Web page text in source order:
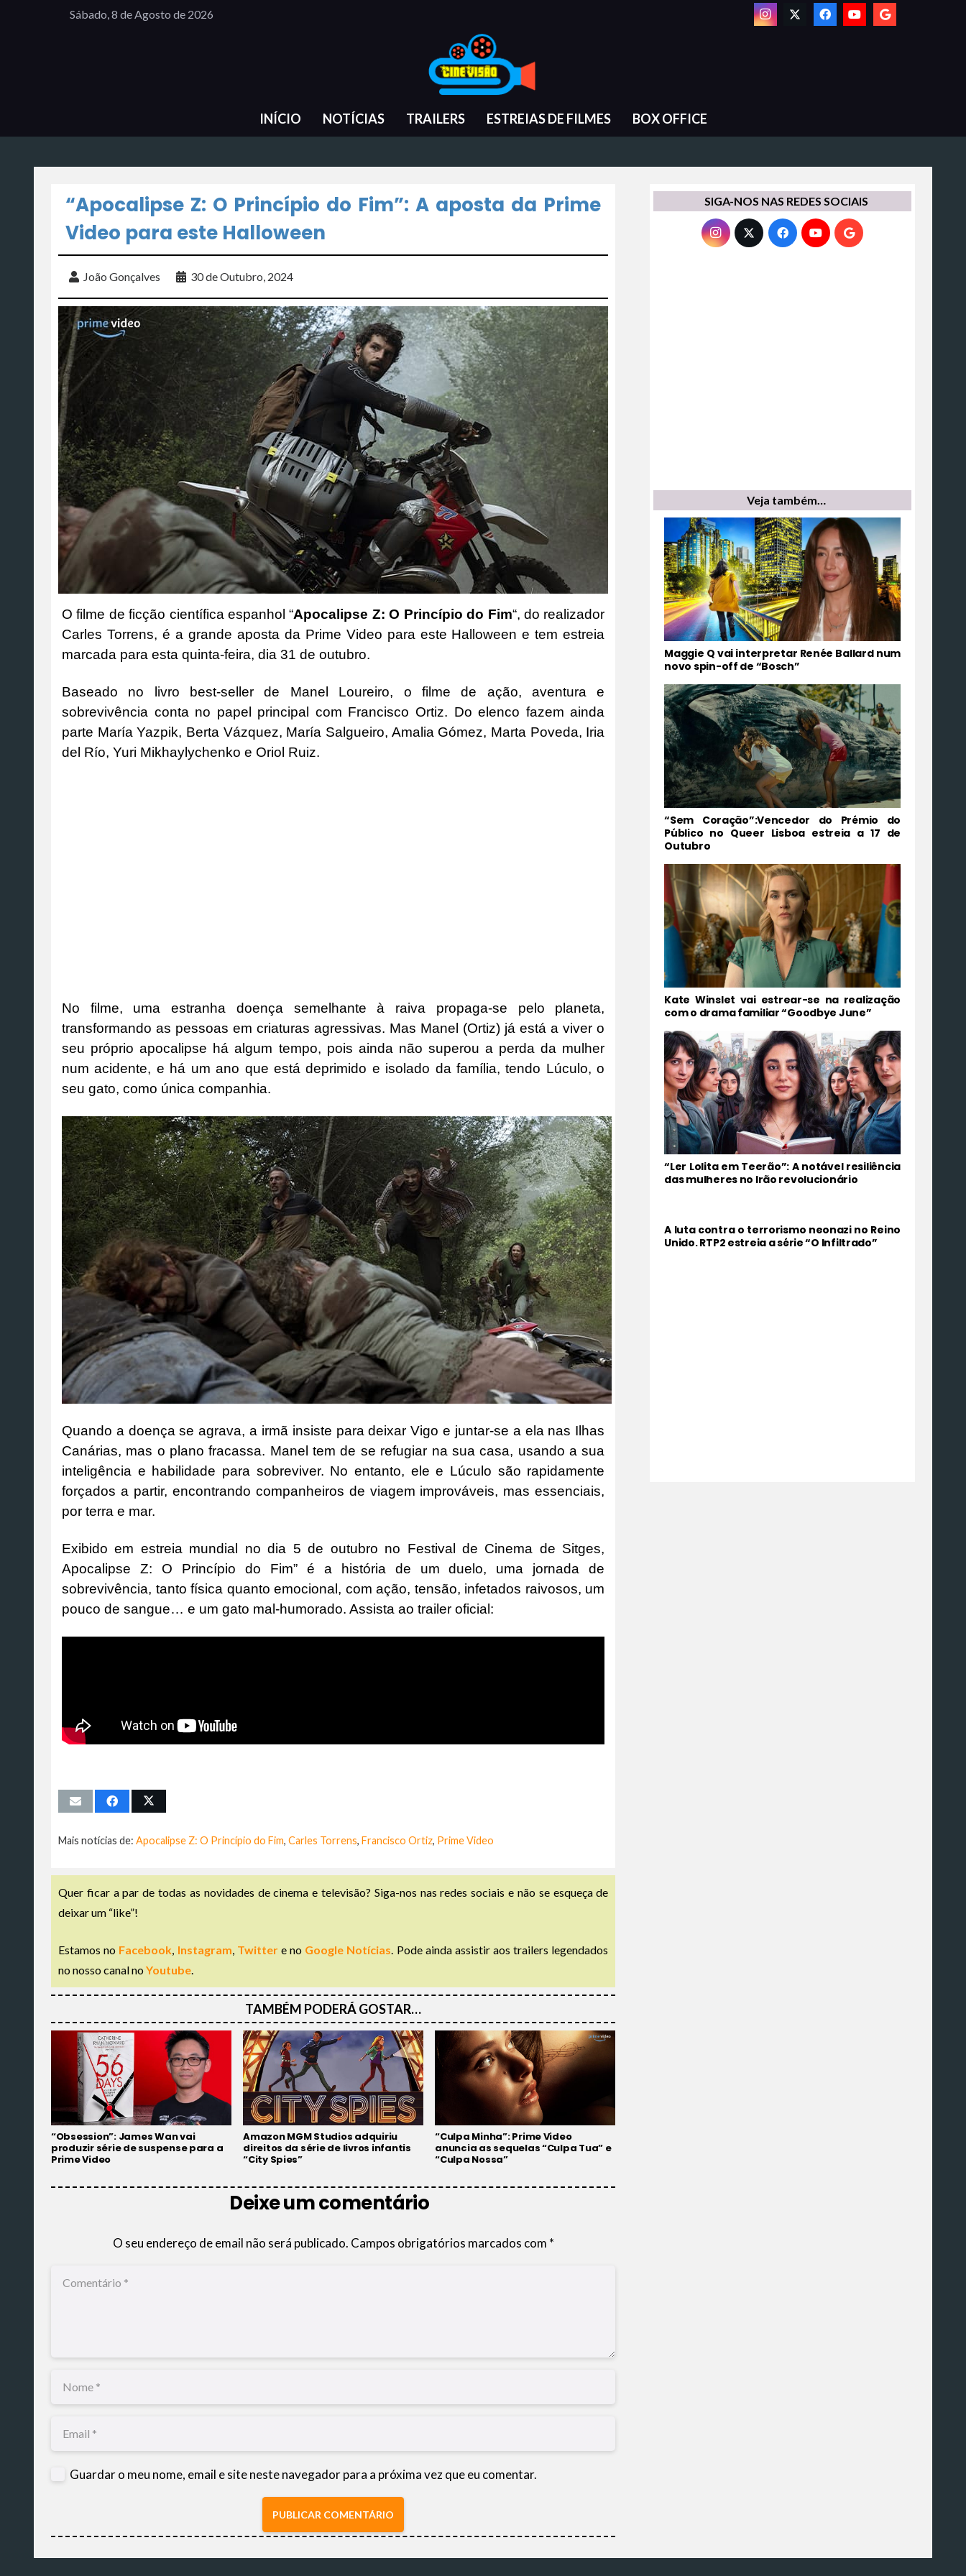
Sábado, 8 de Agosto de 2026
INÍCIO NOTÍCIAS TRAILERS ESTREIAS DE FILMES BOX OFFICE
“Apocalipse Z: O Princípio do Fim”: A aposta da Prime
Video para este Halloween
João Gonçalves 30 de Outubro, 2024
O filme de ficção científica espanhol “Apocalipse Z: O Princípio do Fim“, do realizador
Carles Torrens, é a grande aposta da Prime Video para este Halloween e tem estreia
marcada para esta quinta-feira, dia 31 de outubro.
Baseado no livro best-seller de Manel Loureiro, o filme de ação, aventura e
sobrevivência conta no papel principal com Francisco Ortiz. Do elenco fazem ainda
parte María Yazpik, Berta Vázquez, María Salgueiro, Amalia Gómez, Marta Poveda, Iria
del Río, Yuri Mikhaylychenko e Oriol Ruiz.
No filme, uma estranha doença semelhante à raiva propaga-se pelo planeta,
transformando as pessoas em criaturas agressivas. Mas Manel (Ortiz) já está a viver o
seu próprio apocalipse há algum tempo, pois ainda não superou a perda da mulher
num acidente, e há um ano que está deprimido e isolado da família, tendo Lúculo, o
seu gato, como única companhia.
Quando a doença se agrava, a irmã insiste para deixar Vigo e juntar-se a ela nas Ilhas
Canárias, mas o plano fracassa. Manel tem de se refugiar na sua casa, usando a sua
inteligência e habilidade para sobreviver. No entanto, ele e Lúculo são rapidamente
forçados a partir, encontrando companheiros de viagem improváveis, mas essenciais,
por terra e mar.
Exibido em estreia mundial no dia 5 de outubro no Festival de Cinema de Sitges,
Apocalipse Z: O Princípio do Fim” é a história de um duelo, uma jornada de
sobrevivência, tanto física quanto emocional, com ação, tensão, infetados raivosos, um
pouco de sangue… e um gato mal-humorado. Assista ao trailer oficial:
Mais notícias de: Apocalipse Z: O Princípio do Fim, Carles Torrens, Francisco Ortiz, Prime Video
Quer ficar a par de todas as novidades de cinema e televisão? Siga-nos nas redes sociais e não se esqueça de
deixar um “like”!
Estamos no Facebook, Instagram, Twittere no Google Notícias. Pode ainda assistir aos trailers legendados
no nosso canal noYoutube.
TAMBÉM PODERÁ GOSTAR…
“Obsession”: James Wan vai
produzir série de suspense para a
Prime Video
Amazon MGM Studios adquiriu
direitos da série de livros infantis
“City Spies”
“Culpa Minha”: Prime Video
anuncia as sequelas “Culpa Tua” e
“Culpa Nossa”
Deixe um comentário
O seu endereço de email não será publicado. Campos obrigatórios marcados com *
Guardar o meu nome, email e site neste navegador para a próxima vez que eu comentar.
PUBLICAR COMENTÁRIO
SIGA-NOS NAS REDES SOCIAIS
Veja também…
Maggie Q vai interpretar Renée Ballard num
novo spin-off de “Bosch”
“Sem Coração”:Vencedor do Prémio do
Público no Queer Lisboa estreia a 17 de
Outubro
Kate Winslet vai estrear-se na realização
com o drama familiar “Goodbye June”
“Ler Lolita em Teerão”: A notável resiliência
das mulheres no Irão revolucionário
A luta contra o terrorismo neonazi no Reino
Unido. RTP2 estreia a série “O Infiltrado”